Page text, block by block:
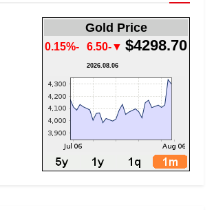
Gold Price
$4298.70
▼-6.50
-0.15%
2026.08.06